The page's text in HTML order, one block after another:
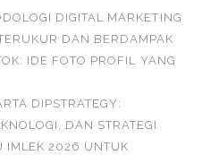
DIGITAL MARKETING
DAN BERDAMPAK
IDE FOTO PROFIL YANG
DIPSTRATEGY:
DAN STRATEGI
IMLEK 2026 UNTUK